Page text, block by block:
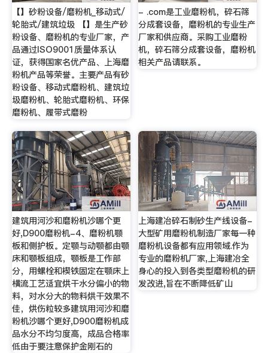
【】砂粉设备/磨粉机_移动式/
轮胎式/建筑垃圾 【】是生产砂
粉设备、磨粉机的专业厂家，产
品通过ISO9001质量体系认
证，获得国家名优产品、上海磨
粉机产品等荣誉。主要产品有砂
粉设备、移动式磨粉机、建筑垃
圾磨粉机、轮胎式磨粉机、环保
磨粉机、履带式磨粉
- .com是工业磨粉机，碎石筛
分成套设备，磨粉机的专业生产
厂家和供应商。采购工业磨粉
机，碎石筛分成套设备，磨粉机
相关产品请联系。
建筑用河沙和磨粉机沙哪个更
好,D900磨粉机-4、磨粉机颚
板和侧护板。定颚与动颚都由颚
床和颚板组成，颚板是工作部
分，用螺栓和楔铁固定在颚床上
横流工艺适宜烘干水分偏小的物
料，对水分大的物料烘干效果不
佳，烘伤粒较多建筑用河沙和磨
粉机沙哪个更好,D900磨粉机成
品水分不均匀度高，成品合格率
低由于要注意保护金刚石的
上海建冶碎石制砂生产线设备-
大型矿用磨粉机制造厂家每一种
磨粉机设备都有应用领域.作为
专业的磨粉机厂家,上海建冶全
身心的投入到各类型磨粉机的研
发改进,旨在不断降低矿山